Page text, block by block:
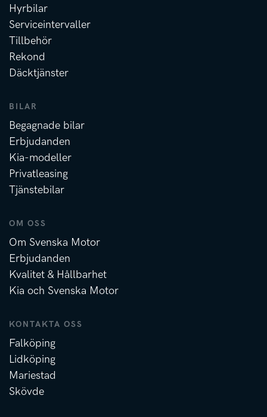
Hyrbilar
Serviceintervaller
Tillbehör
Rekond
Däcktjänster
BILAR
Begagnade bilar
Erbjudanden
Kia-modeller
Privatleasing
Tjänstebilar
OM OSS
Om Svenska Motor
Erbjudanden
Kvalitet & Hållbarhet
Kia och Svenska Motor
KONTAKTA OSS
Falköping
Lidköping
Mariestad
Skövde